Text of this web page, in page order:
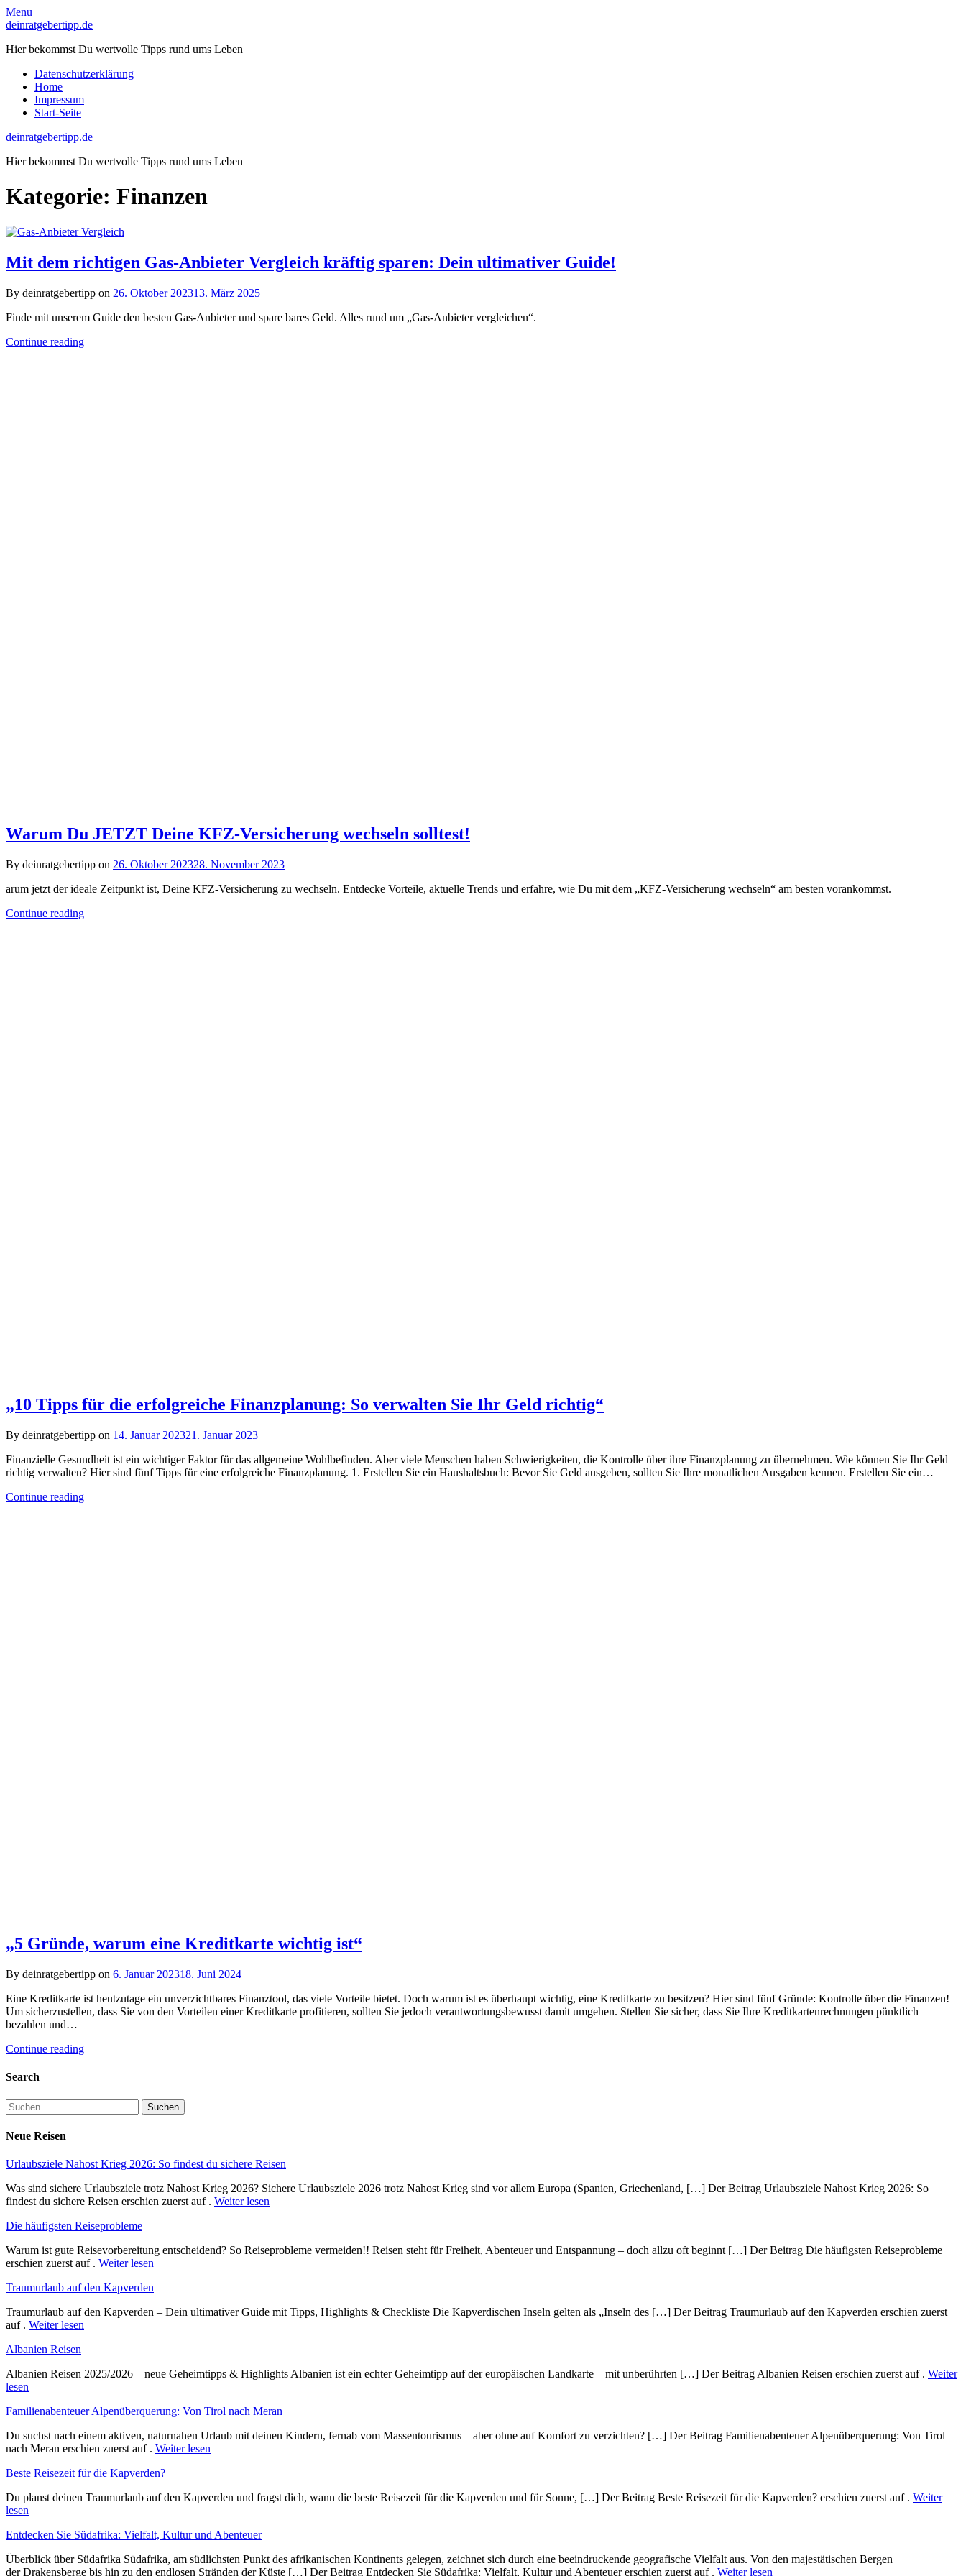
Skip
to
Menu
deinratgebertipp.de
Hier bekommst Du wertvolle Tipps rund ums Leben
Datenschutzerklärung
Home
Impressum
Start-Seite
deinratgebertipp.de
Hier bekommst Du wertvolle Tipps rund ums Leben
Kategorie: Finanzen
Mit dem richtigen Gas-Anbieter Vergleich kräftig sparen: Dein ultimativer Guide!
By deinratgebertipp on 26. Oktober 202313. März 2025
Finde mit unserem Guide den besten Gas-Anbieter und spare bares Geld. Alles rund um „Gas-Anbieter vergleichen“.
Continue reading
Warum Du JETZT Deine KFZ-Versicherung wechseln solltest!
By deinratgebertipp on 26. Oktober 202328. November 2023
arum jetzt der ideale Zeitpunkt ist, Deine KFZ-Versicherung zu wechseln. Entdecke Vorteile, aktuelle Trends und erfahre, wie Du mit dem „KFZ-Versicherung wechseln“ am besten vorankommst.
Continue reading
„10 Tipps für die erfolgreiche Finanzplanung: So verwalten Sie Ihr Geld richtig“
By deinratgebertipp on 14. Januar 202321. Januar 2023
Finanzielle Gesundheit ist ein wichtiger Faktor für das allgemeine Wohlbefinden. Aber viele Menschen haben Schwierigkeiten, die Kontrolle über ihre Finanzplanung zu übernehmen. Wie können Sie Ihr Geld
richtig verwalten? Hier sind fünf Tipps für eine erfolgreiche Finanzplanung. 1. Erstellen Sie ein Haushaltsbuch: Bevor Sie Geld ausgeben, sollten Sie Ihre monatlichen Ausgaben kennen. Erstellen Sie ein…
Continue reading
„5 Gründe, warum eine Kreditkarte wichtig ist“
By deinratgebertipp on 6. Januar 202318. Juni 2024
Eine Kreditkarte ist heutzutage ein unverzichtbares Finanztool, das viele Vorteile bietet. Doch warum ist es überhaupt wichtig, eine Kreditkarte zu besitzen? Hier sind fünf Gründe: Kontrolle über die Finanzen!
Um sicherzustellen, dass Sie von den Vorteilen einer Kreditkarte profitieren, sollten Sie jedoch verantwortungsbewusst damit umgehen. Stellen Sie sicher, dass Sie Ihre Kreditkartenrechnungen pünktlich
bezahlen und…
Continue reading
Search
Suchen
nach:
Neue Reisen
Urlaubsziele Nahost Krieg 2026: So findest du sichere Reisen
Was sind sichere Urlaubsziele trotz Nahost Krieg 2026? Sichere Urlaubsziele 2026 trotz Nahost Krieg sind vor allem Europa (Spanien, Griechenland, […] Der Beitrag Urlaubsziele Nahost Krieg 2026: So
findest du sichere Reisen erschien zuerst auf . Weiter lesen
Die häufigsten Reiseprobleme
Warum ist gute Reisevorbereitung entscheidend? So Reiseprobleme vermeiden!! Reisen steht für Freiheit, Abenteuer und Entspannung – doch allzu oft beginnt […] Der Beitrag Die häufigsten Reiseprobleme
erschien zuerst auf . Weiter lesen
Traumurlaub auf den Kapverden
Traumurlaub auf den Kapverden – Dein ultimativer Guide mit Tipps, Highlights & Checkliste Die Kapverdischen Inseln gelten als „Inseln des […] Der Beitrag Traumurlaub auf den Kapverden erschien zuerst
auf . Weiter lesen
Albanien Reisen
Albanien Reisen 2025/2026 – neue Geheimtipps & Highlights Albanien ist ein echter Geheimtipp auf der europäischen Landkarte – mit unberührten […] Der Beitrag Albanien Reisen erschien zuerst auf . Weiter
lesen
Familienabenteuer Alpenüberquerung: Von Tirol nach Meran
Du suchst nach einem aktiven, naturnahen Urlaub mit deinen Kindern, fernab vom Massentourismus – aber ohne auf Komfort zu verzichten? […] Der Beitrag Familienabenteuer Alpenüberquerung: Von Tirol
nach Meran erschien zuerst auf . Weiter lesen
Beste Reisezeit für die Kapverden?
Du planst deinen Traumurlaub auf den Kapverden und fragst dich, wann die beste Reisezeit für die Kapverden und für Sonne, […] Der Beitrag Beste Reisezeit für die Kapverden? erschien zuerst auf . Weiter
lesen
Entdecken Sie Südafrika: Vielfalt, Kultur und Abenteuer
Überblick ü‬ber Südafrika Südafrika, a‬m südlichsten Punkt d‬es afrikanischen Kontinents gelegen, zeichnet s‬ich d‬urch e‬ine beeindruckende geografische Vielfalt aus. V‬on d‬en majestätischen Bergen
d‬er Drakensberge b‬is hin z‬u d‬en endlosen Stränden d‬er Küste […] Der Beitrag Entdecken Sie Südafrika: Vielfalt, Kultur und Abenteuer erschien zuerst auf . Weiter lesen